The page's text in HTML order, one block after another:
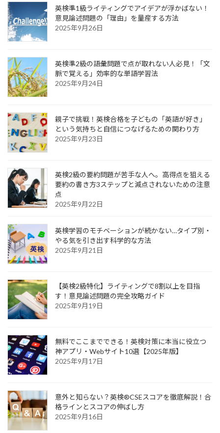
英検準1級ライティングでアイデアが浮かばない！
意見論述問題の「理由」を量産する方法
2025年9月26日
英検準2級の語彙問題で点が取れない人必見！「文
脈で覚える」効率的な単語学習法
2025年9月24日
親子で挑戦！英検合格を子どもの「英語が好き」
という気持ちと自信につなげるための関わり方
2025年9月23日
英検2級の要約問題が苦手な人へ。高得点を狙える
要約の書き方3ステップと減点されないための注意
点
2025年9月22日
英検学習のモチベーションが続かない…タイプ別・
やる気を引き出す科学的な方法
2025年9月21日
【英検2級特化】ライティングで8割以上を目指
す！意見論述問題の完全攻略ガイド
2025年9月19日
無料でここまでできる！英検対策に本当に役立つ
神アプリ・Webサイト10選【2025年版】
2025年9月17日
意外と知らない？英検®CSEスコアを徹底解説！合
格ラインとスコアの伸ばし方
2025年9月16日